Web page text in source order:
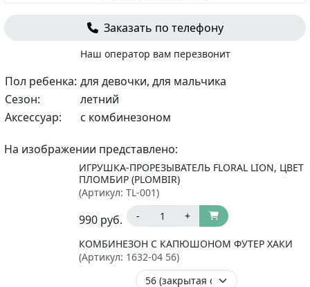
Заказать по телефону
Наш оператор вам перезвонит
Пол ребенка: для девочки, для мальчика
Сезон:
летний
Аксессуар:
с комбинезоном
На изображении представлено:
ИГРУШКА-ПРОРЕЗЫВАТЕЛЬ FLORAL LION, ЦВЕТ
ПЛОМБИР (PLOMBIR)
(Артикул: TL-001)
990 руб. - +
КОМБИНЕЗОН С КАПЮШОНОМ ФУТЕР ХАКИ
(Артикул: 1632-04 56)